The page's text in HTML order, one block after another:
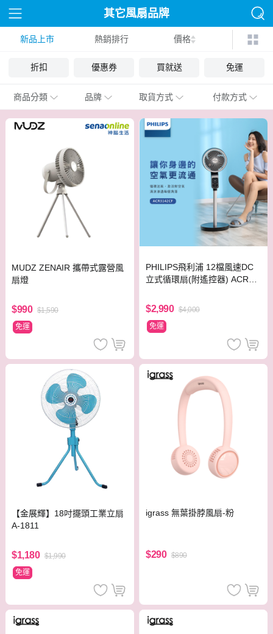
其它風扇品牌
新品上市 熱銷排行 價格
折扣 優惠券 買就送 免運
商品分類 品牌 取貨方式 付款方式
MUDZ ZENAIR 攜帶式露營風
扇燈
$990 $1,590
免運
PHILIPS飛利浦 12檔風速DC
立式循環扇(附遙控器) ACR31
$2,990 $4,000
免運
【金展輝】18吋擺頭工業立扇
A-1811
$1,180 $1,990
免運
igrass 無葉掛脖風扇-粉
$290 $890